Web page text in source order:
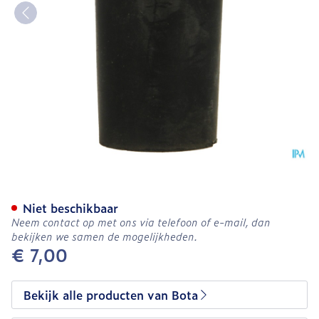
€ 7,00
Niet beschikbaar
Neem contact op met ons via telefoon of e-mail, dan
bekijken we samen de mogelijkheden.
Bekijk alle producten van Bota